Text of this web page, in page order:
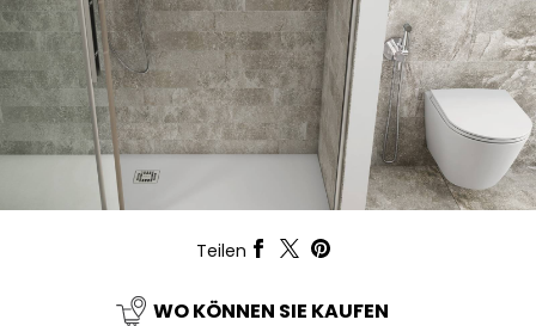
Teilen
WO KÖNNEN SIE KAUFEN